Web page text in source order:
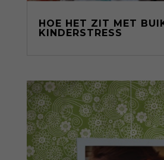
HOE HET ZIT MET
KINDERSTRESS